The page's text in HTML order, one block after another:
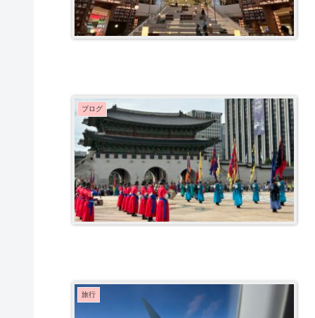
ブログ
旅行